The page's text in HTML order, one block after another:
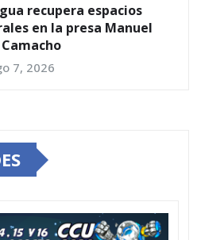
recupera espacios
en la presa Manuel
7, 2026